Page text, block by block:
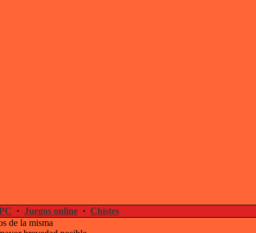
· Juegos online · Chistes
de la misma